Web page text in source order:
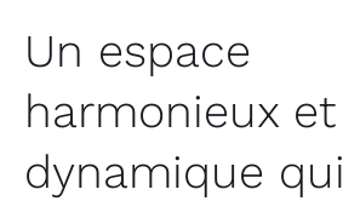
Un espace
harmonieux et
dynamique qui